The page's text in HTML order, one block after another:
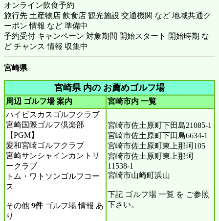
オンライン飲食予約
旅行先 土産物店 飲食店 観光施設 交通機関 など 地域共通ク
ーポン 情報 など 準備中
予約受付 キャンペーン 対象期間 開始スタート 開始時期 な
ど チャンス 情報 収集中
宮崎県
宮崎県 内の お薦めゴルフ場
周辺 ゴルフ場 案内 宮崎市内 一覧
ハイビスカスゴルフクラブ
宮崎国際ゴルフ倶楽部
【PGM】
愛和宮崎ゴルフクラブ
宮崎サンシャインカントリ
ークラブ
トム・ワトソンゴルフコー
ス
その他 9件ゴルフ場 情報 あ
り
宮崎市佐土原町下田島21085-1
宮崎市佐土原町下田島6634-1
宮崎市佐土原町東上那珂105
宮崎市佐土原町東上那珂
11538-1
宮崎市山崎町浜山
下記 ゴルフ場 一覧 を ご参照
下さい。